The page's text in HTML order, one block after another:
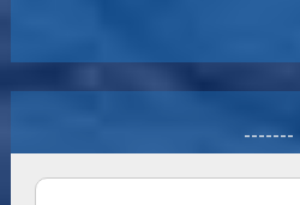
-------